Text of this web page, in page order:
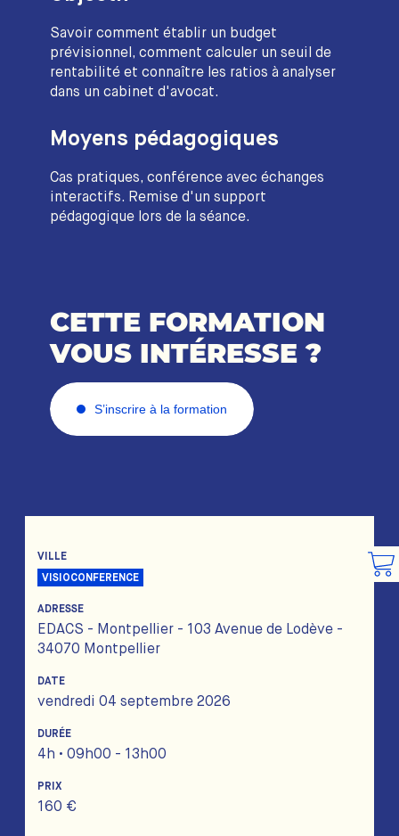
Savoir comment établir un budget
prévisionnel, comment calculer un seuil de
rentabilité et connaître les ratios à analyser
dans un cabinet d'avocat.
Moyens pédagogiques
Cas pratiques, conférence avec échanges
interactifs. Remise d'un support
pédagogique lors de la séance.
CETTE FORMATION
VOUS INTÉRESSE ?
S’inscrire à la formation
VILLE
VISIOCONFERENCE
ADRESSE
EDACS - Montpellier - 103 Avenue de Lodève -
34070 Montpellier
DATE
vendredi 04 septembre 2026
DURÉE
4h • 09h00 - 13h00
PRIX
160 €